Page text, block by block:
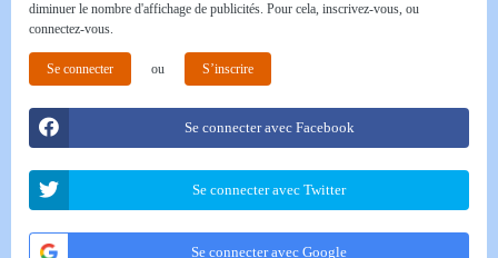
diminuer le nombre d'affichage de publicités. Pour cela, inscrivez-vous, ou
connectez-vous.
Se connecter ou S’inscrire
Se connecter avec Facebook
Se connecter avec Twitter
Se connecter avec Google